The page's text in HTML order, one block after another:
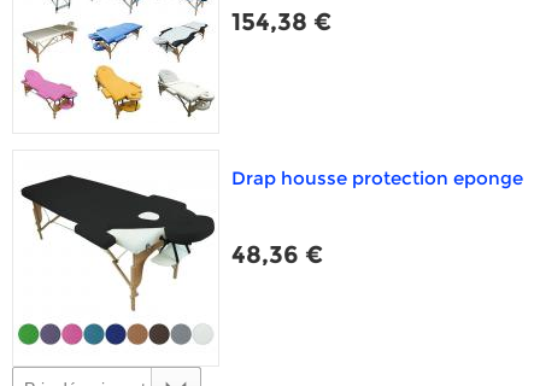
154,38 €
Drap housse protection eponge
48,36 €